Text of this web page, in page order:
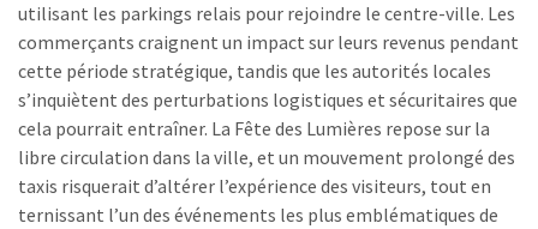
utilisant les parkings relais pour rejoindre le centre-ville. Les
commerçants craignent un impact sur leurs revenus pendant
cette période stratégique, tandis que les autorités locales
s’inquiètent des perturbations logistiques et sécuritaires que
cela pourrait entraîner. La Fête des Lumières repose sur la
libre circulation dans la ville, et un mouvement prolongé des
taxis risquerait d’altérer l’expérience des visiteurs, tout en
ternissant l’un des événements les plus emblématiques de